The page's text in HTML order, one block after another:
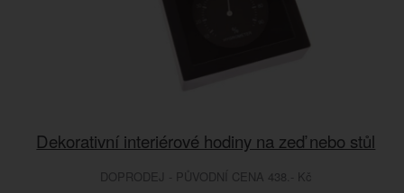
Dekorativní interiérové hodiny na zeď nebo stůl
DOPRODEJ - PŮVODNÍ CENA 438.- Kč